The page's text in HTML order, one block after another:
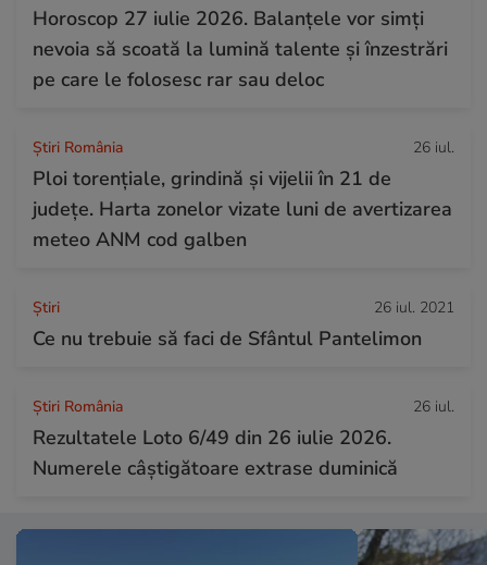
Horoscop 27 iulie 2026. Balanțele vor simți
nevoia să scoată la lumină talente și înzestrări
pe care le folosesc rar sau deloc
Știri România 26 iul.
Ploi torențiale, grindină și vijelii în 21 de
județe. Harta zonelor vizate luni de avertizarea
meteo ANM cod galben
Ştiri 26 iul. 2021
Ce nu trebuie să faci de Sfântul Pantelimon
Știri România 26 iul.
Rezultatele Loto 6/49 din 26 iulie 2026.
Numerele câștigătoare extrase duminică